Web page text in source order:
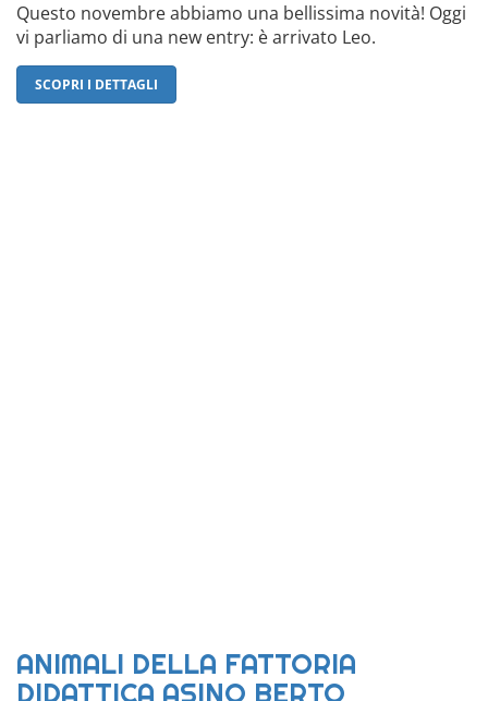
Questo novembre abbiamo una bellissima novità! Oggi
vi parliamo di una new entry: è arrivato Leo.
SCOPRI I DETTAGLI
ANIMALI DELLA FATTORIA
DIDATTICA ASINO BERTO